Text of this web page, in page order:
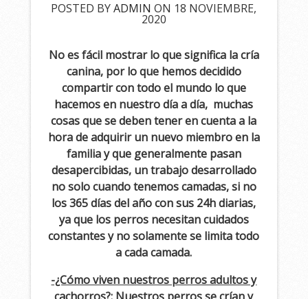
POSTED BYADMIN ON 18 NOVIEMBRE,
2020
No es fácil mostrar lo que significa la cría
canina, por lo que hemos decidido
compartir con todo el mundo lo que
hacemos en nuestro día a día, muchas
cosas que se deben tener en cuenta a la
hora de adquirir un nuevo miembro en la
familia y que generalmente pasan
desapercibidas, un trabajo desarrollado
no solo cuando tenemos camadas, si no
los 365 días del año con sus 24h diarias,
ya que los perros necesitan cuidados
constantes y no solamente se limita todo
a cada camada.
-¿Cómo viven nuestros perros adultos y